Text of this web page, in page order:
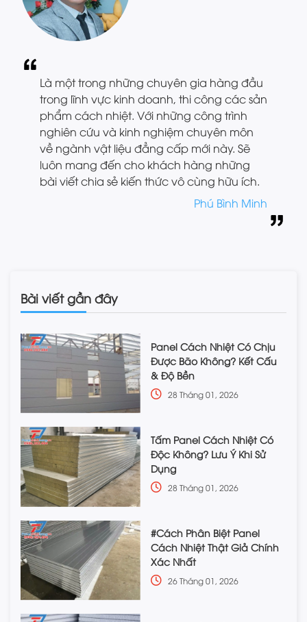
Là một trong những chuyên gia hàng đầu
trong lĩnh vực kinh doanh, thi công các sản
phẩm cách nhiệt. Với những công trình
nghiên cứu và kinh nghiệm chuyên môn
về ngành vật liệu đẳng cấp mới này. Sẽ
luôn mang đến cho khách hàng những
bài viết chia sẻ kiến thức vô cùng hữu ích.
Phú Bình Minh
Bài viết gần đây
Panel Cách Nhiệt Có Chịu
Được Bão Không? Kết Cấu
& Độ Bền
28 Tháng 01, 2026
Tấm Panel Cách Nhiệt Có
Độc Không? Lưu Ý Khi Sử
Dụng
28 Tháng 01, 2026
#Cách Phân Biệt Panel
Cách Nhiệt Thật Giả Chính
Xác Nhất
26 Tháng 01, 2026